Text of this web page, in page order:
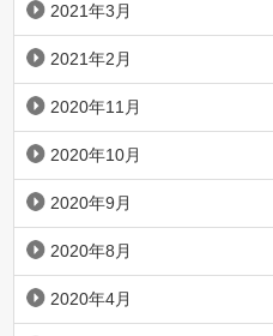
2021年3月
2021年2月
2020年11月
2020年10月
2020年9月
2020年8月
2020年4月